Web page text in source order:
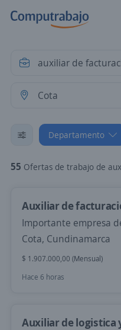
Departamento
55 Ofertas de trabajo de auxiliar de facturacion
Auxiliar de
Importante empresa
Cota, Cundinamarca
$ 1.907.000,00 (Mensual)
Hace 6 horas
Auxiliar de logistica